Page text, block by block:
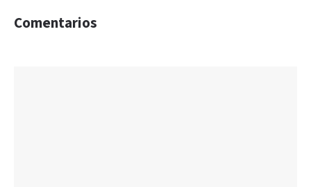
Comentarios